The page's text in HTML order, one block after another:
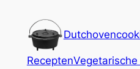
inhoudRecepten